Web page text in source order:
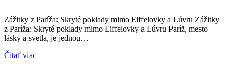
Zážitky z Paríža: Skryté poklady mimo Eiffelovky a Lúvru Zážitky
z Paríža: Skryté poklady mimo Eiffelovky a Lúvru Paríž, mesto
lásky a svetla, je jednou…
Čítať viac